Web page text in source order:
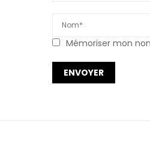
Mémoriser mon